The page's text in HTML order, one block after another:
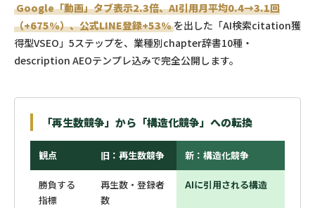
Google「動画」タブ表示2.3倍、AI引用月平均0.4→3.1回
（+675%）、公式LINE登録+53% を出した「AI検索citation獲
得型VSEO」5ステップを、業種別chapter辞書10種・
description AEOテンプレ込みで完全公開します。
「再生数競争」から「構造化競争」への転換
観点 旧：再生数競争 新：構造化競争
勝負する
指標
再生数・登録者
数
AIに引用される構造